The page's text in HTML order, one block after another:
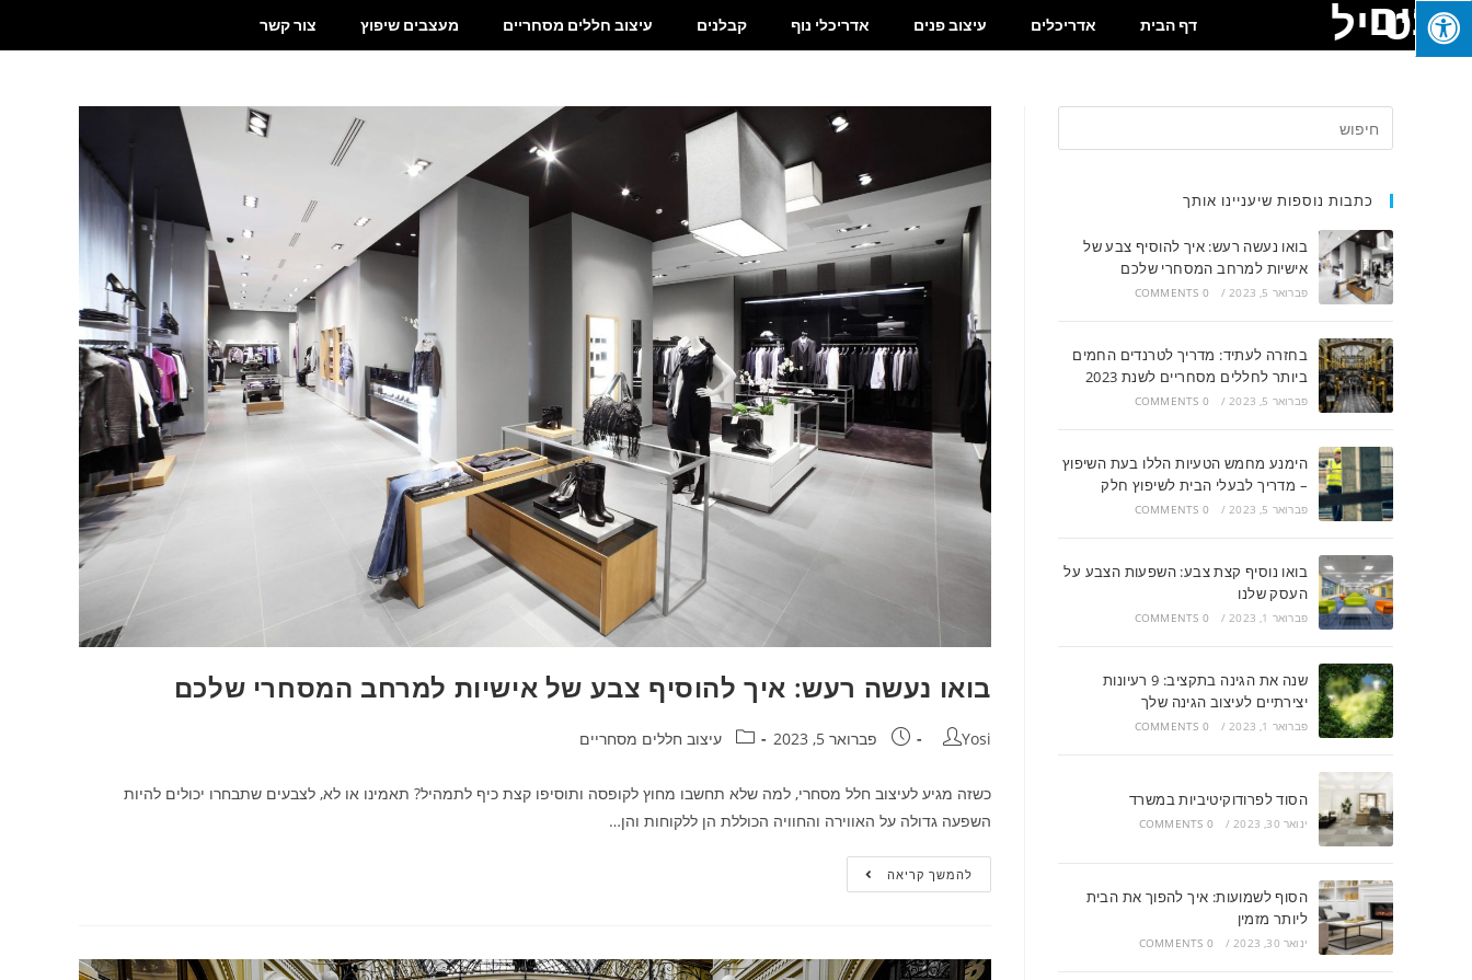
בונים
בסטייל דף הבית אדריכלים עיצוב פנים אדריכלי נוף קבלנים עיצוב חללים מסחריים מעצבים שיפוץ צור קשר
בואו נעשה רעש: איך להוסיף צבע של אישיות למרחב המסחרי שלכם
Yosi פברואר 5, 2023 עיצוב חללים מסחריים
כשזה מגיע לעיצוב חלל מסחרי, למה שלא תחשבו מחוץ לקופסה ותוסיפו קצת כיף לתמהיל? תאמינו או לא, לצבעים שתבחרו יכולים להיות
השפעה גדולה על האווירה והחוויה הכוללת הן ללקוחות והן…
להמשך קריאה
כתבות נוספות שיעניינו אותך
בואו נעשה רעש: איך להוסיף צבע של
אישיות למרחב המסחרי שלכם
פברואר 5, 2023 /
0 COMMENTS
בחזרה לעתיד: מדריך לטרנדים החמים
ביותר לחללים מסחריים לשנת 2023
פברואר 5, 2023 /
0 COMMENTS
הימנע מחמש הטעיות הללו בעת השיפוץ
– מדריך לבעלי הבית לשיפוץ חלק
פברואר 5, 2023 /
0 COMMENTS
בואו נוסיף קצת צבע: השפעות הצבע על
העסק שלנו
פברואר 1, 2023 /
0 COMMENTS
שנה את הגינה בתקציב: 9 רעיונות
יצירתיים לעיצוב הגינה שלך
פברואר 1, 2023 /
0 COMMENTS
הסוד לפרודוקיטיביות במשרד
ינואר 30, 2023 /
0 COMMENTS
הסוף לשמועות: איך להפוך את הבית
ליותר מזמין
ינואר 30, 2023 /
0 COMMENTS